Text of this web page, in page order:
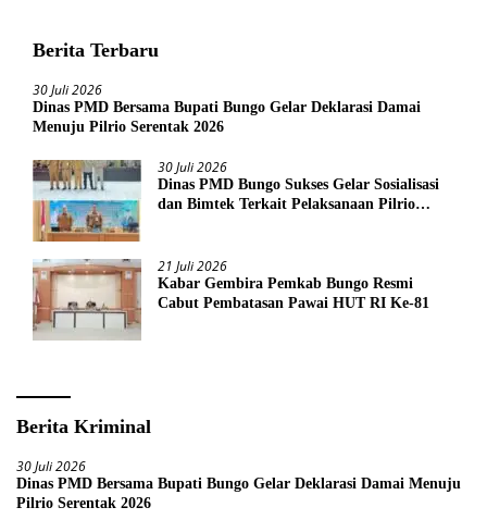
Berita Terbaru
30 Juli 2026
Dinas PMD Bersama Bupati Bungo Gelar Deklarasi Damai
Menuju Pilrio Serentak 2026
30 Juli 2026
Dinas PMD Bungo Sukses Gelar Sosialisasi
dan Bimtek Terkait Pelaksanaan Pilrio
21 Juli 2026
Kabar Gembira Pemkab Bungo Resmi
Cabut Pembatasan Pawai HUT RI Ke-81
Berita Kriminal
30 Juli 2026
Dinas PMD Bersama Bupati Bungo Gelar Deklarasi Damai Menuju
Pilrio Serentak 2026